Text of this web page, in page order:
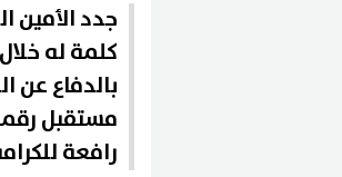
جدد الأمين
بالدفاع عن
مستقبل
رافعة